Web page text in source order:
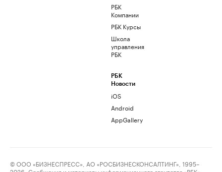
РБК
Компании
РБК Курсы
Школа
управления
РБК
РБК
Новости
iOS
Android
AppGallery
© ООО «БИЗНЕСПРЕСС», АО «РОСБИЗНЕСКОНСАЛТИНГ», 1995–